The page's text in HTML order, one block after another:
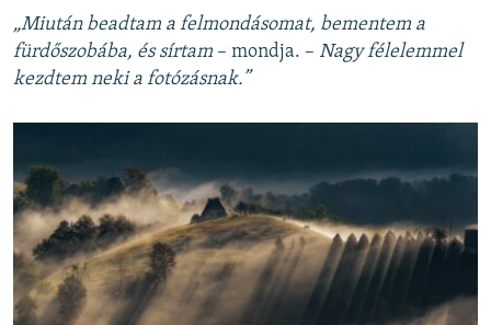
„Miután beadtam a felmondásomat, bementem a
fürdőszobába, és sírtam – mondja. – Nagy félelemmel
kezdtem neki a fotózásnak.”